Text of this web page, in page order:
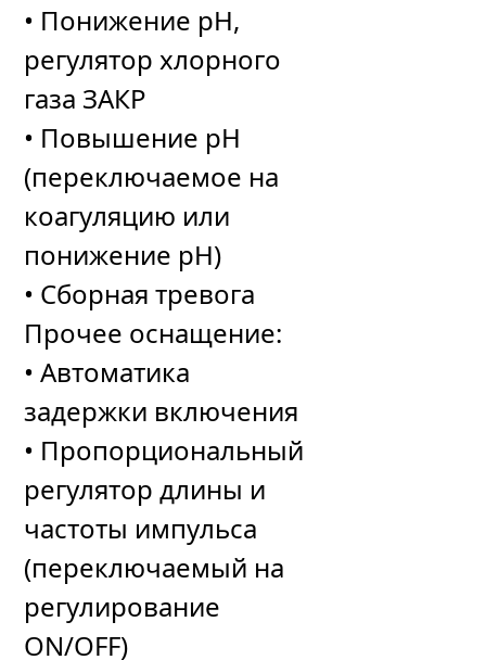
• Понижение рН,
регулятор хлорного
газа ЗАКР
• Повышение pH
(переключаемое на
коагуляцию или
понижение рН)
• Сборная тревога
Прочее оснащение:
• Автоматика
задержки включения
• Пропорциональный
регулятор длины и
частоты импульса
(переключаемый на
регулирование
ON/OFF)